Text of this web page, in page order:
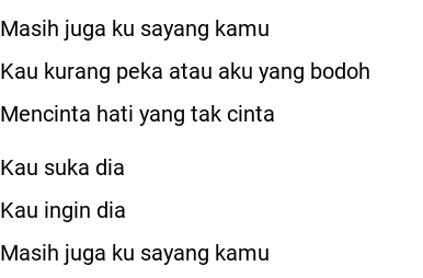
Masih juga ku sayang kamu
Kau kurang peka atau aku yang bodoh
Mencinta hati yang tak cinta
Kau suka dia
Kau ingin dia
Masih juga ku sayang kamu